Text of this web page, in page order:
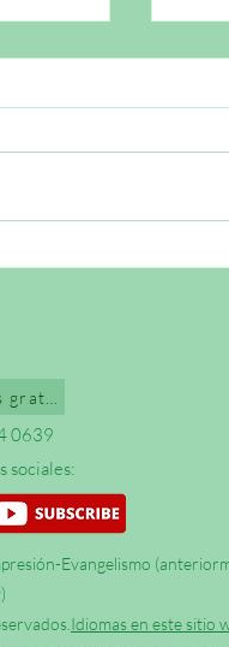
0639
sociales:
Evangelismo
Idiomas en este sitio